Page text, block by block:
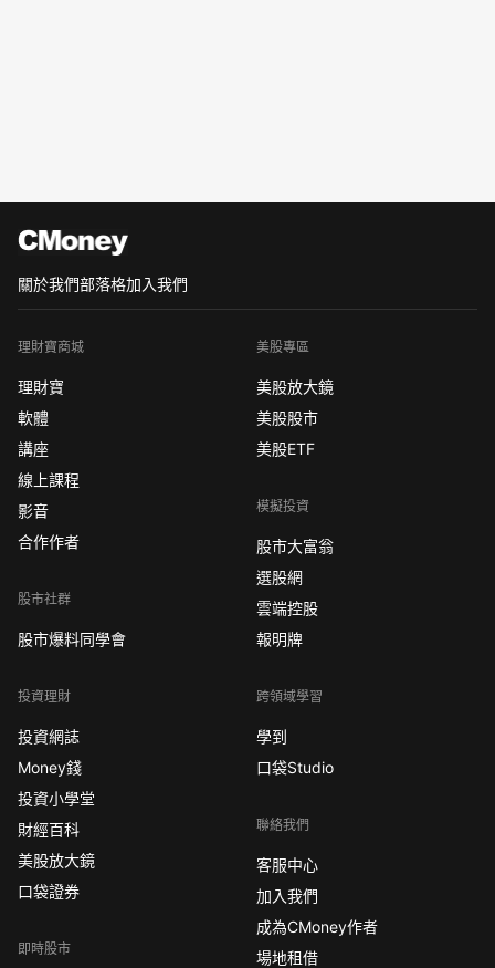
關於我們部落格加入我們
理財寶商城
理財寶
軟體
講座
線上課程
影音
合作作者
股市社群
股市爆料同學會
投資理財
投資網誌
Money錢
投資小學堂
財經百科
美股放大鏡
口袋證券
即時股市
美股專區
美股放大鏡
美股股市
美股ETF
模擬投資
股市大富翁
選股網
雲端控股
報明牌
跨領域學習
學到
口袋Studio
聯絡我們
客服中心
加入我們
成為CMoney作者
場地租借